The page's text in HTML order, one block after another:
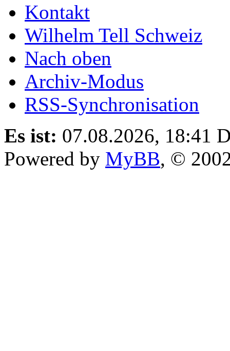
Kontakt
Wilhelm Tell Schweiz
Nach oben
Archiv-Modus
RSS-Synchronisation
Es ist: 07.08.2026, 18:41
Powered by MyBB, ©